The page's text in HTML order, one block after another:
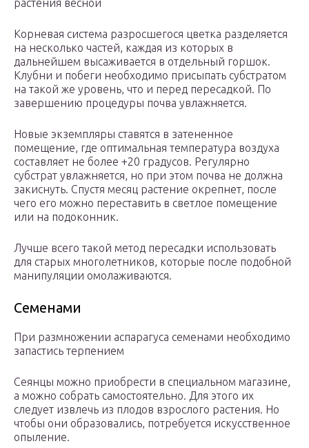
растения весной
Корневая система разросшегося цветка разделяется
на несколько частей, каждая из которых в
дальнейшем высаживается в отдельный горшок.
Клубни и побеги необходимо присыпать субстратом
на такой же уровень, что и перед пересадкой. По
завершению процедуры почва увлажняется.
Новые экземпляры ставятся в затененное
помещение, где оптимальная температура воздуха
составляет не более +20 градусов. Регулярно
субстрат увлажняется, но при этом почва не должна
закиснуть. Спустя месяц растение окрепнет, после
чего его можно переставить в светлое помещение
или на подоконник.
Лучше всего такой метод пересадки использовать
для старых многолетников, которые после подобной
манипуляции омолаживаются.
Семенами
При размножении аспарагуса семенами необходимо
запастись терпением
Сеянцы можно приобрести в специальном магазине,
а можно собрать самостоятельно. Для этого их
следует извлечь из плодов взрослого растения. Но
чтобы они образовались, потребуется искусственное
опыление.